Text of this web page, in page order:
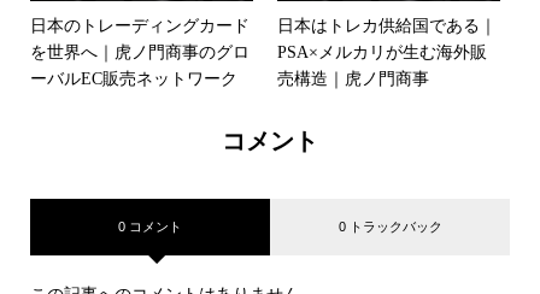
日本のトレーディングカード
を世界へ｜虎ノ門商事のグロ
ーバルEC販売ネットワーク
日本はトレカ供給国である｜
PSA×メルカリが生む海外販
売構造｜虎ノ門商事
コメント
0 コメント 0 トラックバック